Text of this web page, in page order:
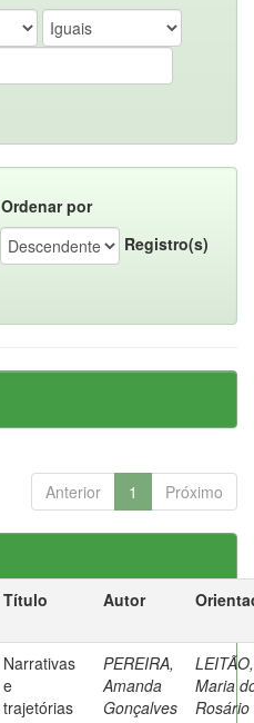
Ordenar por
Registro(s)
Anterior 1 Próximo
Título Autor
Narrativas
e
trajetórias
PEREIRA,
Amanda
Gonçalves
LEITÃO,
Maria
Rosário